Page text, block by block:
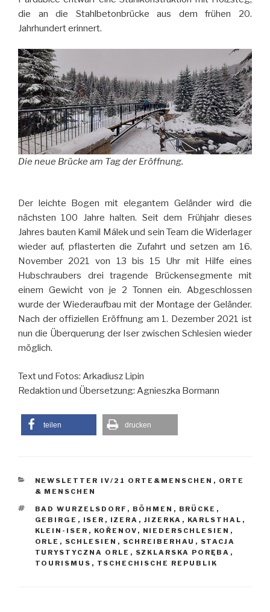
die an die Stahlbetonbrücke aus dem frühen 20.
Jahrhundert erinnert.
Die neue Brücke am Tag der Eröffnung.
Der leichte Bogen mit elegantem Geländer wird die
nächsten 100 Jahre halten. Seit dem Frühjahr dieses
Jahres bauten Kamil Málek und sein Team die Widerlager
wieder auf, pflasterten die Zufahrt und setzen am 16.
November 2021 von 13 bis 15 Uhr mit Hilfe eines
Hubschraubers drei tragende Brückensegmente mit
einem Gewicht von je 2 Tonnen ein. Abgeschlossen
wurde der Wiederaufbau mit der Montage der Geländer.
Nach der offiziellen Eröffnung am 1. Dezember 2021 ist
nun die Überquerung der Iser zwischen Schlesien wieder
möglich.
Text und Fotos: Arkadiusz Lipin
Redaktion und Übersetzung: Agnieszka Bormann
teilen drucken
KATEGORIEN
NEWSLETTER IV/21 ORTE&MENSCHEN , ORTE
& MENSCHEN
SCHLAGWÖRTER
BAD WURZELSDORF , BÖHMEN , BRÜCKE ,
GEBIRGE , ISER , IZERA , JIZERKA , KARLSTHAL ,
KLEIN-ISER , KOŘENOV , NIEDERSCHLESIEN ,
ORLE , SCHLESIEN , SCHREIBERHAU , STACJA
TURYSTYCZNA ORLE , SZKLARSKA PORĘBA ,
TOURISMUS , TSCHECHISCHE REPUBLIK